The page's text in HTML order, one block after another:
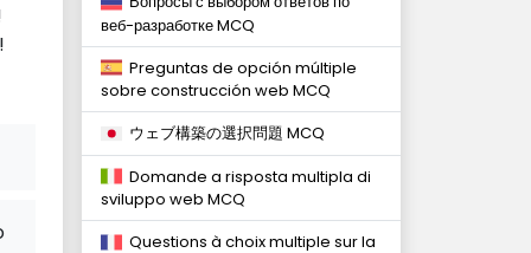
веб-разработке MCQ
Preguntas de opción múltiple
sobre construcción web MCQ
ウェブ構築の選択問題 MCQ
Domande a risposta multipla di
sviluppo web MCQ
Questions à choix multiple sur la